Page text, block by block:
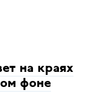
на краях
фоне